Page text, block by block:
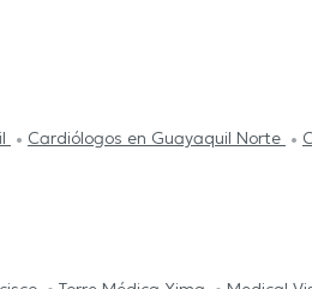
Cardiólogos en Guayaquil Norte